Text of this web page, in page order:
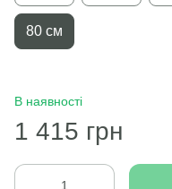
80 см
В наявності
1 415 грн